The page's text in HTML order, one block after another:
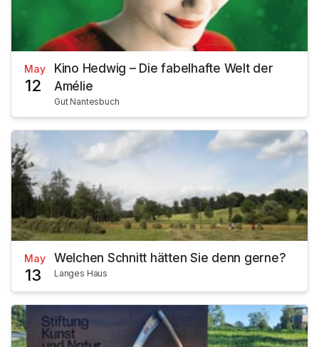
May
12
Kino Hedwig – Die fabelhafte Welt der
Amélie
Gut Nantesbuch
May
13
Welchen Schnitt hätten Sie denn gerne?
Langes Haus